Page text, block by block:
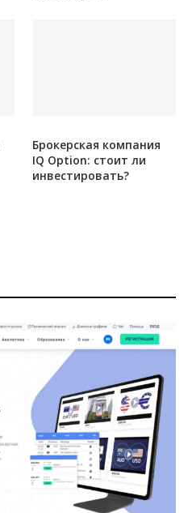
Брокерская компания
IQ Option: стоит ли
инвестировать?